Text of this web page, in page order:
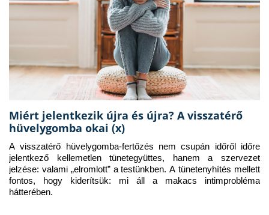
Miért jelentkezik újra és újra? A visszatérő
hüvelygomba okai (x)
A visszatérő hüvelygomba-fertőzés nem csupán időről időre
jelentkező kellemetlen tünetegyüttes, hanem a szervezet
jelzése: valami „elromlott” a testünkben. A tünetenyhítés mellett
fontos, hogy kiderítsük: mi áll a makacs intimprobléma
hátterében.